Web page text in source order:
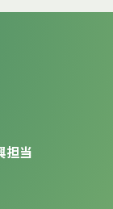
担当